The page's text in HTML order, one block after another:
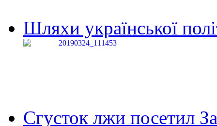
Шляхи української
Сгусток лжи посетил